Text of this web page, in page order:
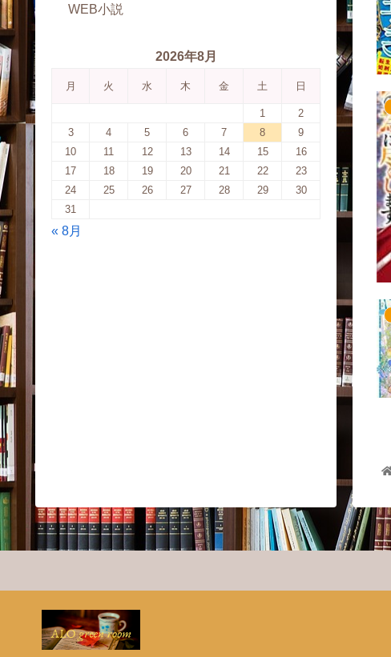
WEB小説
2026年8月
月 火 水 木 金 土 日
1
2
3
4 5 6 7 8
9
10
11 12 13 14 15
16
17
18 19 20 21 22
23
24
25 26 27 28 29
30
31
« 8月